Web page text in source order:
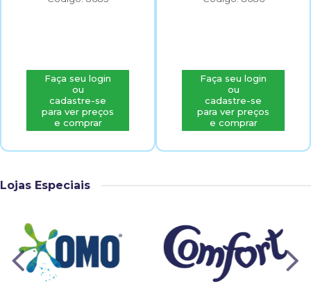
Faça seu login
ou
cadastre-se
para ver preços
e comprar
Faça seu login
ou
cadastre-se
para ver preços
e comprar
Lojas Especiais